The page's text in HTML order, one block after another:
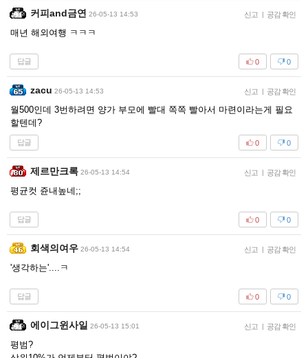
커피and금연 26-05-13 14:53 신고 | 공감 확인
매년 해외여행 ㅋㅋㅋ
답글 0
0
zacu 26-05-13 14:53 신고 | 공감 확인
월500인데 3번하려면 양가 부모에 빨대 쪽쪽 빨아서 마련이라는게 필요
할텐데?
답글 0
0
제르만크록 26-05-13 14:54 신고 | 공감 확인
평균컷 쥰내높네;;
답글 0
0
회색의여우 26-05-13 14:54 신고 | 공감 확인
'생각하는'....ㅋ
답글 0
0
에이그윈사일 26-05-13 15:01 신고 | 공감 확인
평범?